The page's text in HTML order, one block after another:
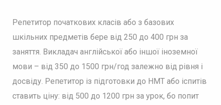
Репетитор початкових класів або з базових
шкільних предметів бере від 250 до 400 грн за
заняття. Викладач англійської або іншої іноземної
мови – від 350 до 1500 грн/год залежно від рівня і
досвіду. Репетитор із підготовки до НМТ або іспитів
ставить ціну: від 500 до 1200 грн за урок, бо попит